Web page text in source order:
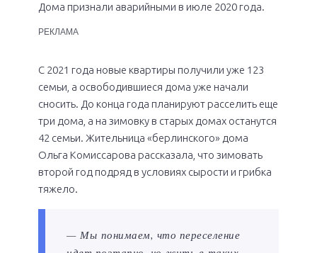
Дома признали аварийными в июле 2020 года.
РЕКЛАМА
С 2021 года новые квартиры получили уже 123
семьи, а освободившиеся дома уже начали
сносить. До конца года планируют расселить еще
три дома, а на зимовку в старых домах останутся
42 семьи. Жительница «берлинского» дома
Ольга Комиссарова рассказала, что зимовать
второй год подряд в условиях сырости и грибка
тяжело.
— Мы понимаем, что переселение